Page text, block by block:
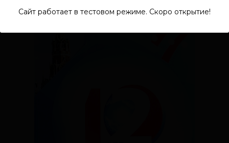
Сайт работает в тестовом режиме. Скоро открытие!